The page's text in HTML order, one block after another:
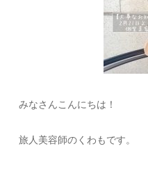
みなさんこんにちは！
旅人美容師のくわもです。